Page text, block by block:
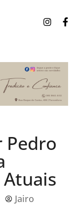
Pedro
Jairo